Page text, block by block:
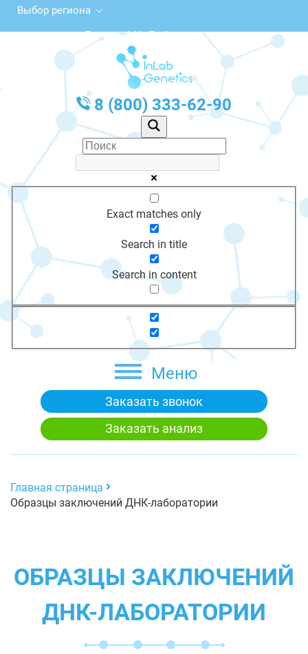
Выбор региона
ул. Ленина, 14А, Грайворон
с 10:00 до 20:00
График работы: Пн-Пт с 10:00 до 20:00
8 (800) 333-62-90
Exact matches only
Search in title
Search in content
Меню
Заказать звонок
Заказать анализ
Главная страница
Образцы заключений ДНК-лаборатории
ОБРАЗЦЫ ЗАКЛЮЧЕНИЙ
ДНК-ЛАБОРАТОРИИ